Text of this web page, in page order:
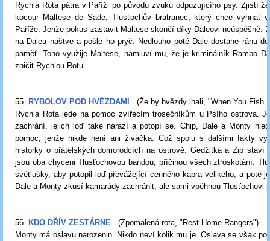
Rychlá Rota pátrá v Paříži po původu zvuku odpuzujícího psy. Zjistí
kocour Maltese de Sade, Tlusťochův bratranec, který chce vyhnat
Paříže. Jenže pokus zastavit Maltese skončí díky Daleovi neúspěšně.
na Dalea naštve a pošle ho pryč. Nedlouho poté Dale dostane ránu
paměť. Toho využije Maltese, namluví mu, že je kriminálník Rambo
zničit Rychlou Rotu.
55. RYBOLOV POD HVĚZDAMI (Že by hvězdy lhali, "When You Fish
Rychlá Rota jede na pomoc zvířecím trosečníkům u Psího ostrova.
zachrání, jejich loď také narazí a potopí se. Chip, Dale a Monty
pomoc, jenže nikde není ani živáčka. Což spolu s dalšími fakty
historky o přátelských domorodcích na ostrově. Gedžitka a Zip staví
jsou oba chyceni Tlusťochovou bandou, příčinou všech ztroskotání.
světlušky, aby potopil loď převážející cenného kapra velikého, a poté
Dale a Monty zkusí kamarády zachránit, ale sami vběhnou Tlusťochovi
56. KDO DŘÍV ZESTÁRNE (Zpomalená rota, "Rest Home Rangers")
Monty má oslavu narozenin. Nikdo neví kolik mu je. Oslava se však